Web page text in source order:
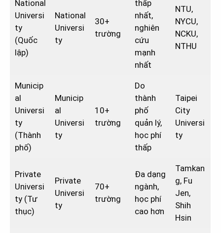
National
Universi
ty
(Quốc
lập)
National
Universi
ty
30+
trường
thấp
nhất,
nghiên
cứu
mạnh
nhất
NTU,
NYCU,
NCKU,
NTHU
Municip
al
Universi
ty
(Thành
phố)
Municip
al
Universi
ty
10+
trường
Do
thành
phố
quản lý,
học phí
thấp
Taipei
City
Universi
ty
Private
Universi
ty (Tư
thục)
Private
Universi
ty
70+
trường
Đa dạng
ngành,
học phí
cao hơn
Tamkan
g, Fu
Jen,
Shih
Hsin